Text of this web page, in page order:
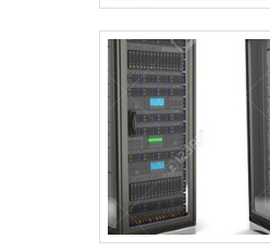
buscada na área de
produtos e acessórios de
Os clientes encontram itens
19'' parede e kit de
ótima qualidade e
benefício.A empresa
com um atendimento
através de funcionários
e cuidadosos, que